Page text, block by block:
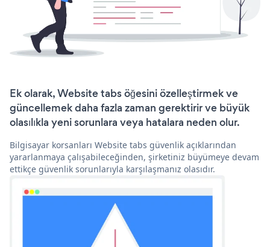
Ek olarak, Website tabs öğesini özelleştirmek ve
güncellemek daha fazla zaman gerektirir ve büyük
olasılıkla yeni sorunlara veya hatalara neden olur.
Bilgisayar korsanları Website tabs güvenlik açıklarından
yararlanmaya çalışabileceğinden, şirketiniz büyümeye devam
ettikçe güvenlik sorunlarıyla karşılaşmanız olasıdır.